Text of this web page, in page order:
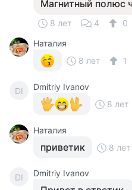
Магнитный полюс
8 лет 4
0
Наталия
8 лет
1
DI
Dmitriy Ivanov
8 лет
Наталия
приветик 8 лет
DI Dmitriy Ivanov